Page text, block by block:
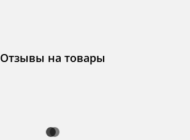
Отзывы на товары